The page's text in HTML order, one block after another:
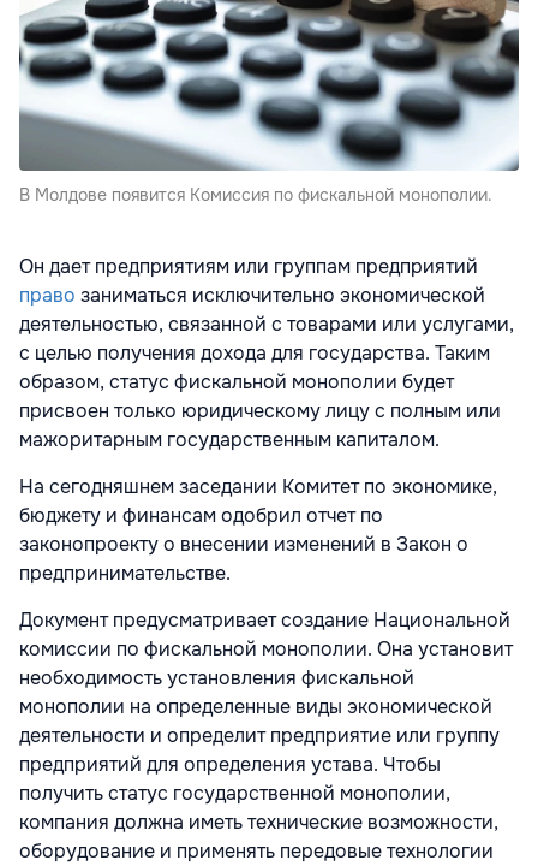
В Молдове появится Комиссия по фискальной монополии.
Он дает предприятиям или группам предприятий
право заниматься исключительно экономической
деятельностью, связанной с товарами или услугами,
с целью получения дохода для государства. Таким
образом, статус фискальной монополии будет
присвоен только юридическому лицу с полным или
мажоритарным государственным капиталом.
На сегодняшнем заседании Комитет по экономике,
бюджету и финансам одобрил отчет по
законопроекту о внесении изменений в Закон о
предпринимательстве.
Документ предусматривает создание Национальной
комиссии по фискальной монополии. Она установит
необходимость установления фискальной
монополии на определенные виды экономической
деятельности и определит предприятие или группу
предприятий для определения устава. Чтобы
получить статус государственной монополии,
компания должна иметь технические возможности,
оборудование и применять передовые технологии